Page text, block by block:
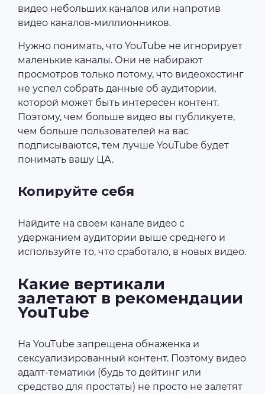
видео небольших каналов или напротив
видео каналов-миллионников.
Нужно понимать, что YouTube не игнорирует
маленькие каналы. Они не набирают
просмотров только потому, что видеохостинг
не успел собрать данные об аудитории,
которой может быть интересен контент.
Поэтому, чем больше видео вы публикуете,
чем больше пользователей на вас
подписываются, тем лучше YouTube будет
понимать вашу ЦА.
Копируйте себя
Найдите на своем канале видео с
удержанием аудитории выше среднего и
используйте то, что сработало, в новых видео.
Какие вертикали
залетают в рекомендации
YouTube
На YouTube запрещена обнаженка и
сексуализированный контент. Поэтому видео
адалт-тематики (будь то дейтинг или
средство для простаты) не просто не залетят